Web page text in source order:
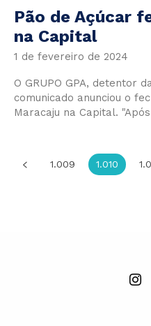
Pão de Açúcar
na Capital
1 de fevereiro de 2024
O GRUPO GPA, detentor
comunicado anunciou o
1.009 1.010